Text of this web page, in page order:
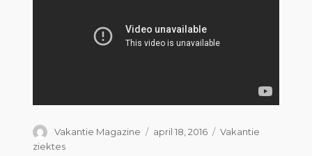
Auteur
Vakantie Magazine
Geplaatst
april 18, 2016 Categorieën
Vakantie
ziektes